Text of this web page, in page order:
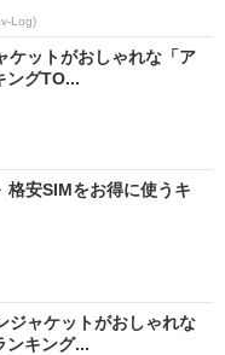
Log)
ケットがおしゃれな「ア
ングTO...
格安SIMをお得に使うキ
ジャケットがおしゃれな
ンキング...